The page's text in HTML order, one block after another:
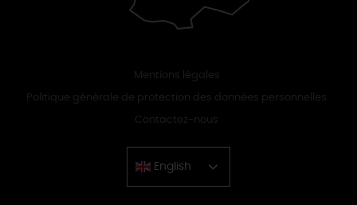
Mentions légales
Politique générale de protection des données personnelles
Contactez-nous
English
Chinese